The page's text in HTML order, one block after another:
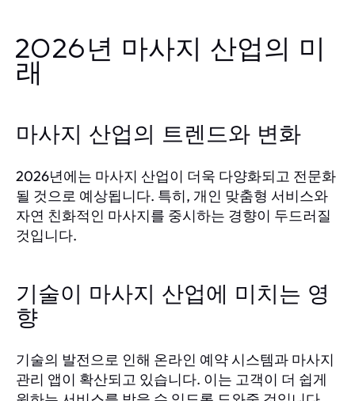
2026년 마사지 산업의 미
래
마사지 산업의 트렌드와 변화
2026년에는 마사지 산업이 더욱 다양화되고 전문화
될 것으로 예상됩니다. 특히, 개인 맞춤형 서비스와
자연 친화적인 마사지를 중시하는 경향이 두드러질
것입니다.
기술이 마사지 산업에 미치는 영
향
기술의 발전으로 인해 온라인 예약 시스템과 마사지
관리 앱이 확산되고 있습니다. 이는 고객이 더 쉽게